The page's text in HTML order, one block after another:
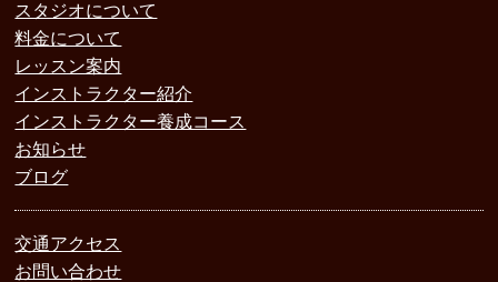
スタジオについて
料金について
レッスン案内
インストラクター紹介
インストラクター養成コース
お知らせ
ブログ
交通アクセス
お問い合わせ